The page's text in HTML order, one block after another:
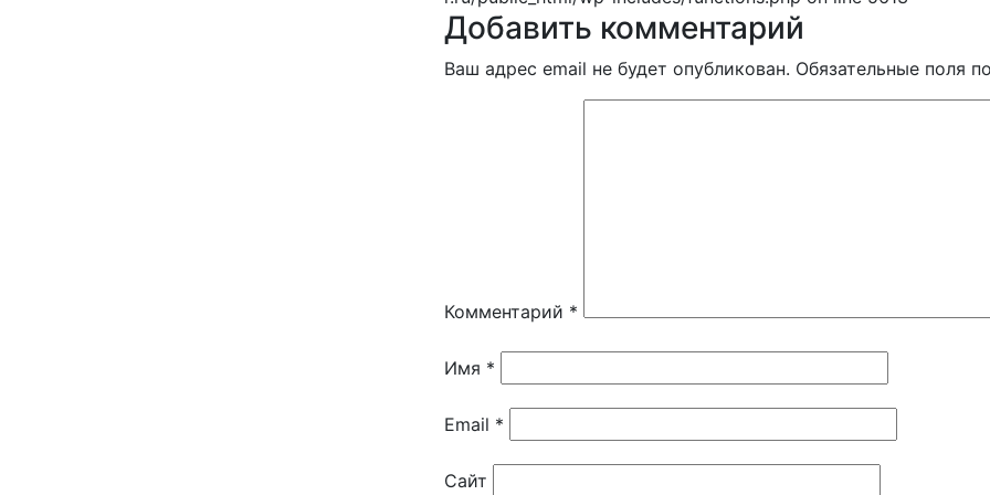
Добавить комментарий
Ваш адрес email не будет опубликован. Обязательные поля
Комментарий *
Имя *
Email *
Сайт